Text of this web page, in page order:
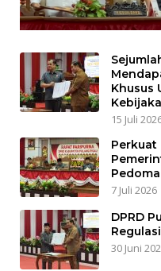
Khusus
15 Juli
Perkuat
7 Juli 2026
DPRD
30 Juni